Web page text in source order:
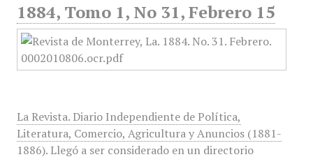
1884, Tomo 1, No 31, Febrero 15
La Revista. Diario Independiente de Política,
Literatura, Comercio, Agricultura y Anuncios (1881-
1886). Llegó a ser considerado en un directorio